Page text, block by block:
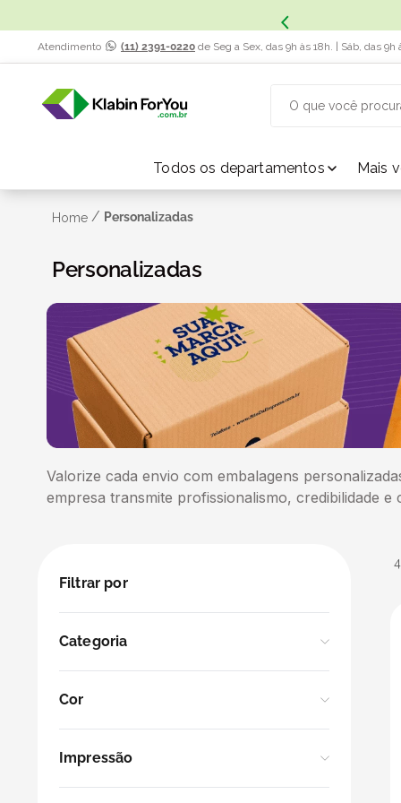
Atendimento (11) 2391-0220 de Seg a Sex, das 9h às 18h. | Sáb, das 9h
Todos os departamentos Mais
Home / Personalizadas
Personalizadas
Valorize cada envio com embalagens
empresa transmite profissionalismo, credibilidade
Filtrar por
Categoria
Caixas
Cor
Impressão
TERMOS MAIS BUSCADOS
1
2º
º caixa sedex
4º bebida
5º transporte
9º bebidas